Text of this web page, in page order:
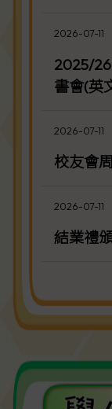
2026-07-11
2025/
書會(英
2026-07-11
校友會
2026-07-11
結業禮